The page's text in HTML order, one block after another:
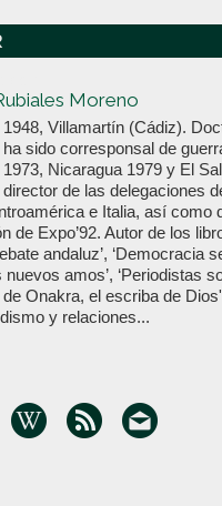
Moreno
1948, Villamartín (Cádiz).
ha sido corresponsal de
1973, Nicaragua 1979 y El
director de las delegaciones
e Italia, así como
de Expo’92. Autor de los
andaluz’, ‘Democracia
nuevos amos’, ‘Periodistas
Onakra, el escriba de
y relaciones...